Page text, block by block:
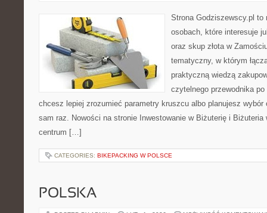
Strona Godziszewscy.pl
osobach, które interesuje
oraz skup złota w
tematyczny, w którym
praktyczną wiedzą
czytelnego przewodnika
chcesz lepiej zrozumieć parametry kruszcu albo planujesz
sam raz. Nowości na stronie Inwestowanie w Biżuterię i
centrum […]
CATEGORIES: BIKEPACKING W POLSCE
POLSKA